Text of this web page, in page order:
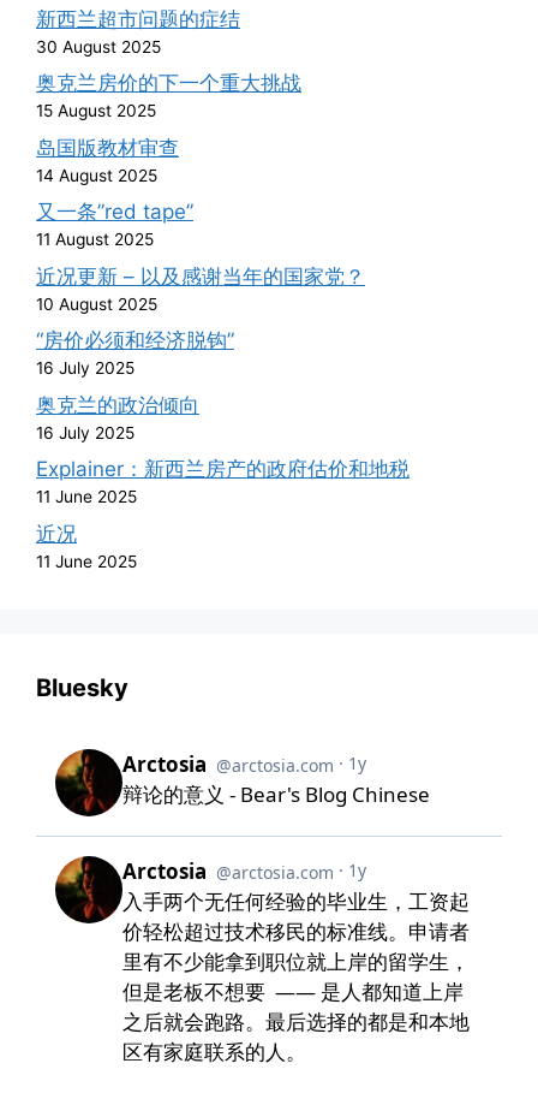
新西兰超市问题的症结
30 August 2025
奥克兰房价的下一个重大挑战
15 August 2025
岛国版教材审查
14 August 2025
又一条”red tape”
11 August 2025
近况更新 – 以及感谢当年的国家党？
10 August 2025
“房价必须和经济脱钩”
16 July 2025
奥克兰的政治倾向
16 July 2025
Explainer：新西兰房产的政府估价和地税
11 June 2025
近况
11 June 2025
Bluesky